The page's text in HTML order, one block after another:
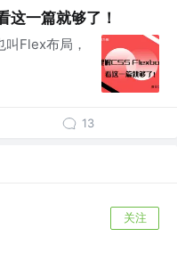
一篇就够了！
Flex布局，
13
关注